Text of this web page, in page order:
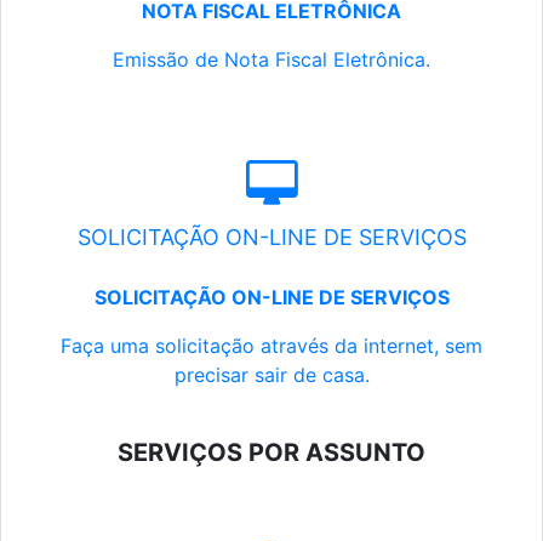
NOTA FISCAL ELETRÔNICA
Emissão de Nota Fiscal Eletrônica.
SOLICITAÇÃO ON-LINE DE SERVIÇOS
SOLICITAÇÃO ON-LINE DE SERVIÇOS
Faça uma solicitação através da internet, sem
precisar sair de casa.
SERVIÇOS POR ASSUNTO